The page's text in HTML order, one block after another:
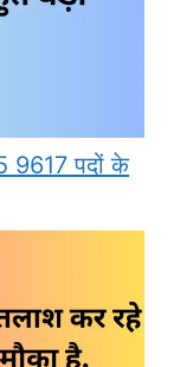
9617 पदों के